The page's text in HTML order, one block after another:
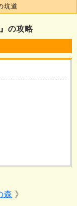
の攻略
森
坑道